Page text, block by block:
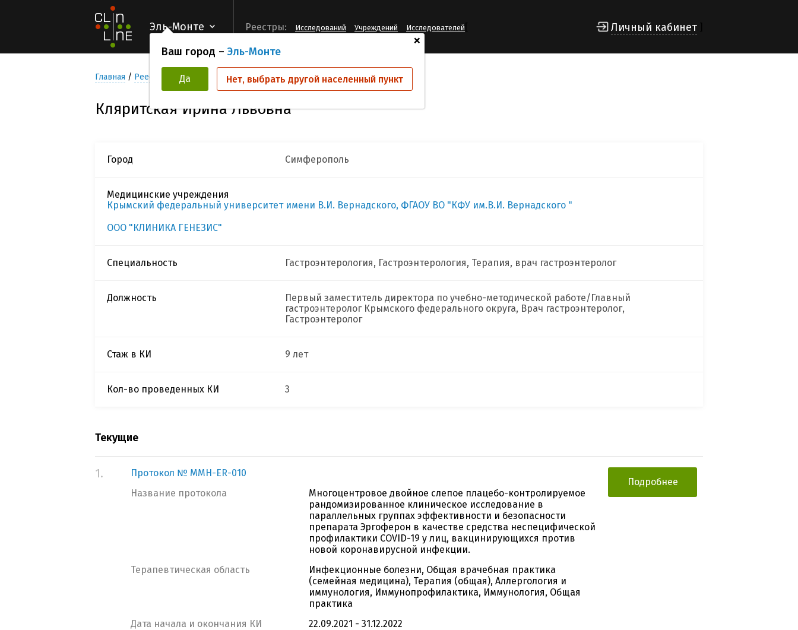
Эль-Монте
+
Ваш город – Эль-Монте
Да Нет, выбрать другой населенный пункт
Реестры: Исследований Учреждений Исследователей Личный кабинет
Главная Реестр Исследователей Кляритская Ирина Львовна
Кляритская Ирина Львовна
Город Симферополь
Медицинские учреждения
Крымский федеральный университет имени В.И. Вернадского, ФГАОУ ВО "КФУ им.В.И. Вернадского "
ООО "КЛИНИКА ГЕНЕЗИС"
Специальность Гастроэнтерология, Гастроэнтерология, Терапия, врач гастроэнтеролог
Должность
Первый заместитель директора по учебно-методической работе/Главный
гастроэнтеролог Крымского федерального округа, Врач гастроэнтеролог,
Гастроэнтеролог
Стаж в КИ 9 лет
Кол-во проведенных КИ 3
Текущие
1.
Протокол № MMH-ER-010
Название протокола
Многоцентровое двойное слепое плацебо-контролируемое
рандомизированное клиническое исследование в
параллельных группах эффективности и безопасности
препарата Эргоферон в качестве средства неспецифической
профилактики COVID-19 у лиц, вакцинирующихся против
новой коронавирусной инфекции.
Терапевтическая область
Инфекционные болезни, Общая врачебная практика
(семейная медицина), Терапия (общая), Аллергология и
иммунология, Иммунопрофилактика, Иммунология, Общая
практика
Дата начала и окончания КИ
22.09.2021 - 31.12.2022
Подробнее